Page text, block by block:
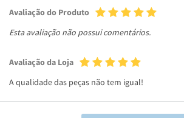
Avaliação do Produto
Esta avaliação não possui comentários.
Avaliação da Loja
A qualidade das peças não tem igual!